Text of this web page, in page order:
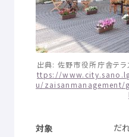
プライバシーポリシー
Mexへのお 合 わせ
出典: 佐野市役所庁舎テラ
ttps://
u/
対象 だ